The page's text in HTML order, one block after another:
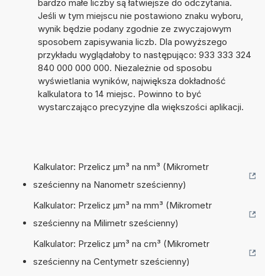
bardzo małe liczby są łatwiejsze do odczytania.
Jeśli w tym miejscu nie postawiono znaku wyboru,
wynik będzie podany zgodnie ze zwyczajowym
sposobem zapisywania liczb. Dla powyższego
przykładu wyglądałoby to następująco: 933 333 324
840 000 000 000. Niezależnie od sposobu
wyświetlania wyników, największa dokładność
kalkulatora to 14 miejsc. Powinno to być
wystarczająco precyzyjne dla większości aplikacji.
Kalkulator: Przelicz µm³ na nm³ (Mikrometr
sześcienny na Nanometr sześcienny)
Kalkulator: Przelicz µm³ na mm³ (Mikrometr
sześcienny na Milimetr sześcienny)
Kalkulator: Przelicz µm³ na cm³ (Mikrometr
sześcienny na Centymetr sześcienny)